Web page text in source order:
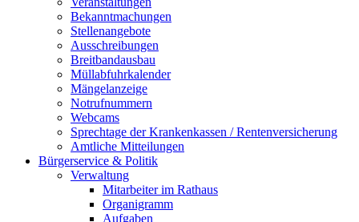
Bekanntmachungen
Stellenangebote
Ausschreibungen
Breitbandausbau
Müllabfuhrkalender
Mängelanzeige
Notrufnummern
Webcams
Sprechtage der Krankenkassen / Rentenversicherung
Amtliche Mitteilungen
Bürgerservice & Politik
Verwaltung
Mitarbeiter im Rathaus
Organigramm
Aufgaben